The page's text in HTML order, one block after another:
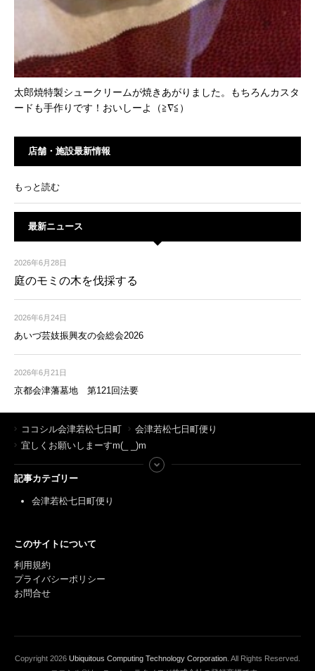
太郎焼特製シュークリームが焼きあがりました。もちろんカスタ
ードも手作りです！おいしーよ（≧∇≦）
店舗・施設最新情報
もっと読む
最新ニュース
2026年6月28日
庭のモミの木を伐採する
2026年6月24日
あいづ芸妓振興友の会総会2026
2026年6月21日
京都会津藩墓地 第121回法要
ココシル会津若松七日町
会津若松七日町便り
宜しくお願いしまーすm(_ _)m
記事カテゴリー
会津若松七日町便り
このサイトについて
利用規約
プライバシーポリシー
お問合せ
Copyright 2026 Ubiquitous Computing Technology Corporation . All Rights Reserved.